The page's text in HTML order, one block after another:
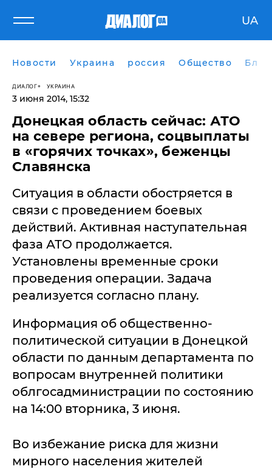
UA
Новости Украина россия Общество
ДИАЛОГ УКРАИНА
3 июня 2014, 15:32
​Донецкая область сейчас: АТО
на севере региона, соцвыплаты
в «горячих точках», беженцы
Славянска
Ситуация в области обостряется в
связи с проведением боевых
действий. Активная наступательная
фаза АТО продолжается.
Установлены временные сроки
проведения операции. Задача
реализуется согласно плану.
Информация об общественно-
политической ситуации в Донецкой
области по данным департамента по
вопросам внутренней политики
облгосадминистрации по состоянию
на 14:00 вторника, 3 июня.
Во избежание риска для жизни
мирного населения жителей